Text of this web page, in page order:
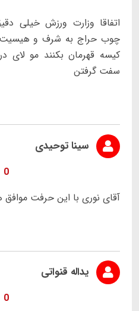
اتفاقا وزارت ورزش خیلی
چوب حراج به شرف و
کیسه قهرمان بکنند مو لای
سفت گرفتن
سینا توحیدی
0
آقای نوری با این حرفت
یداله قنواتی
0